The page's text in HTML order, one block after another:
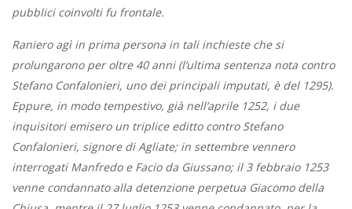
pubblici coinvolti fu frontale.
Raniero agì in prima persona in tali inchieste che si
prolungarono per oltre 40 anni (l’ultima sentenza nota contro
Stefano Confalonieri, uno dei principali imputati, è del 1295).
Eppure, in modo tempestivo, già nell’aprile 1252, i due
inquisitori emisero un triplice editto contro Stefano
Confalonieri, signore di Agliate; in settembre vennero
interrogati Manfredo e Facio da Giussano; il 3 febbraio 1253
venne condannato alla detenzione perpetua Giacomo della